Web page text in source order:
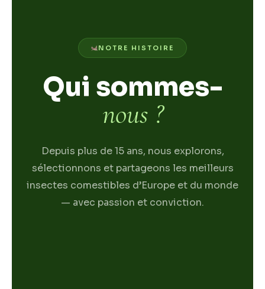
NOTRE HISTOIRE
Qui sommes-
nous ?
Depuis plus de 15 ans, nous explorons,
sélectionnons et partageons les meilleurs
insectes comestibles d’Europe et du monde
— avec passion et conviction.